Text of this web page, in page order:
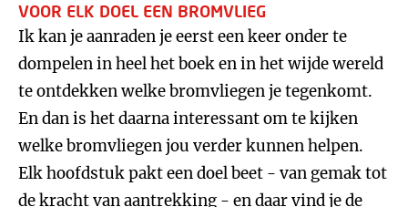
VOOR ELK DOEL EEN BROMVLIEG
Ik kan je aanraden je eerst een keer onder te
dompelen in heel het boek en in het wijde wereld
te ontdekken welke bromvliegen je tegenkomt.
En dan is het daarna interessant om te kijken
welke bromvliegen jou verder kunnen helpen.
Elk hoofdstuk pakt een doel beet - van gemak tot
de kracht van aantrekking - en daar vind je de